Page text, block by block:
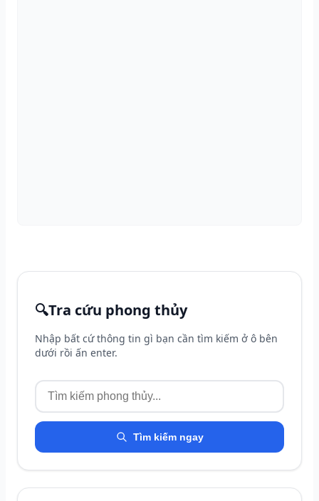
🔍Tra cứu phong thủy
Nhập bất cứ thông tin gì bạn cần tìm kiếm ở ô bên
dưới rồi ấn enter.
Tìm kiếm ngay